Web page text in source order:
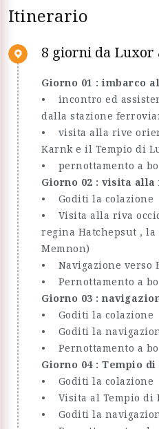
Itinerario
8 giorni da Luxor
Giorno 01 : imbarco
• incontro ed
dalla stazione
• visita alla rive
Karnk e il Tempio di
• pernottamento a
Giorno 02 : visita
• Goditi la colazione
• Visita alla riva
regina Hatchepsut ,
Memnon)
• Navigazione verso
• Pernottamento a
Giorno 03 :
• Goditi la colazione
• Goditi la
• Pernottamento a
Giorno 04 : Tempio di
• Goditi la colazione
• Visita al Tempio di
• Goditi la